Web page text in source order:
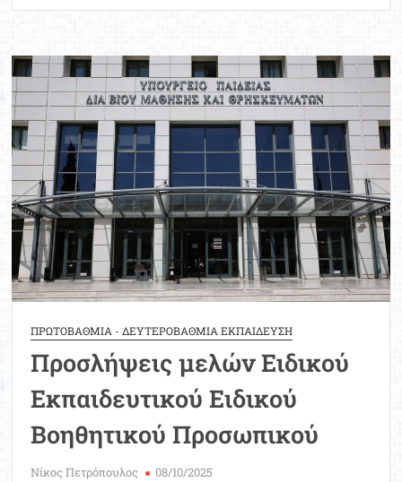
για
μεταθέσεις
ΕΕΠ-
ΕΒΠ
2025-
2026
ΠΡΩΤΟΒΑΘΜΙΑ - ΔΕΥΤΕΡΟΒΑΘΜΙΑ ΕΚΠΑΙΔΕΥΣΗ
Προσλήψεις μελών Ειδικού
Εκπαιδευτικού Ειδικού
Βοηθητικού Προσωπικού
Νίκος Πετρόπουλος 08/10/2025